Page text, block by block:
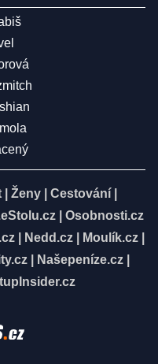
Ženy Cestování
Osobnosti.cz
| Nedd.cz| Moulík.cz|
Našepeníze.cz